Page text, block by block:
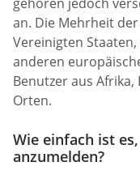
an. Die Mehrheit
Vereinigten
anderen
Benutzer aus
Orten.
Wie einfach ist
anzumelden?